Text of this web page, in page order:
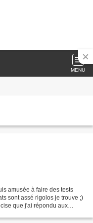
MENU
amusée à faire des tests
sont assé rigolos je trouve ;)
que j'ai répondu aux